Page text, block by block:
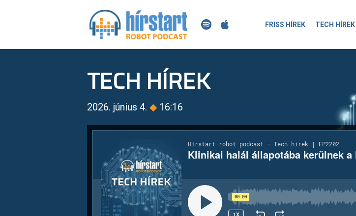
FRISS HÍREK TECH HÍREK
TECH HÍREK
2026. június 4. ◆ 16:16